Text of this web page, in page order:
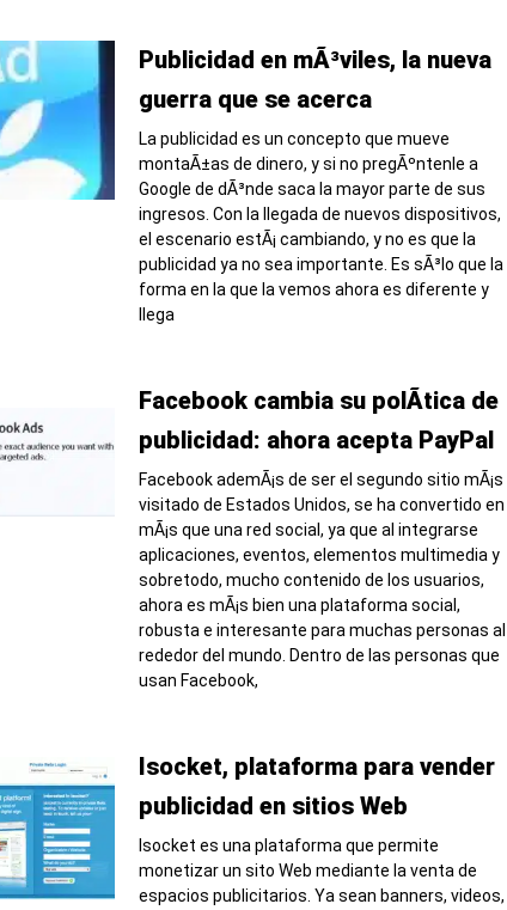
Publicidad en mÃ³viles, la nueva
guerra que se acerca
La publicidad es un concepto que mueve
montaÃ±as de dinero, y si no pregÃºntenle a
Google de dÃ³nde saca la mayor parte de sus
ingresos. Con la llegada de nuevos dispositivos,
el escenario estÃ¡ cambiando, y no es que la
publicidad ya no sea importante. Es sÃ³lo que la
forma en la que la vemos ahora es diferente y
llega
Facebook cambia su polÃ­tica de
publicidad: ahora acepta PayPal
Facebook ademÃ¡s de ser el segundo sitio mÃ¡s
visitado de Estados Unidos, se ha convertido en
mÃ¡s que una red social, ya que al integrarse
aplicaciones, eventos, elementos multimedia y
sobretodo, mucho contenido de los usuarios,
ahora es mÃ¡s bien una plataforma social,
robusta e interesante para muchas personas al
rededor del mundo. Dentro de las personas que
usan Facebook,
Isocket, plataforma para vender
publicidad en sitios Web
Isocket es una plataforma que permite
monetizar un sito Web mediante la venta de
espacios publicitarios. Ya sean banners, videos,